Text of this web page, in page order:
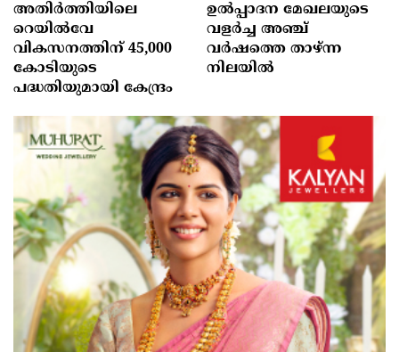
അതിർത്തിയിലെ
റെയിൽവേ
വികസനത്തിന് 45,000
കോടിയുടെ
പദ്ധതിയുമായി കേന്ദ്രം
ഉൽപ്പാദന മേഖലയുടെ
വളർച്ച അഞ്ച്
വർഷത്തെ താഴ്ന്ന
നിലയിൽ